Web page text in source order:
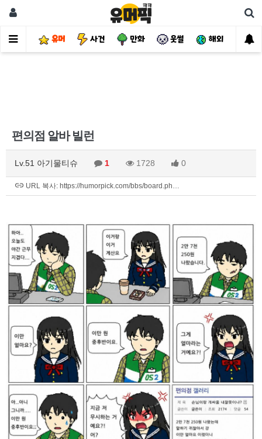
유머 사건 만화 웃썰 해외 핫
편의점 알바 빌런
Lv.51 아기물티슈 1 1728 0
URL 복사: https://humorpick.com/bbs/board.ph…